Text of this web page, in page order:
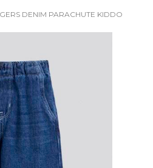
DENIM PARACHUTE KIDDO